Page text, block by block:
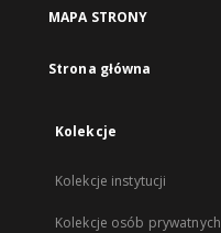
MAPA STRONY
Strona główna
Kolekcje
Kolekcje instytucji
Kolekcje osób prywatnych